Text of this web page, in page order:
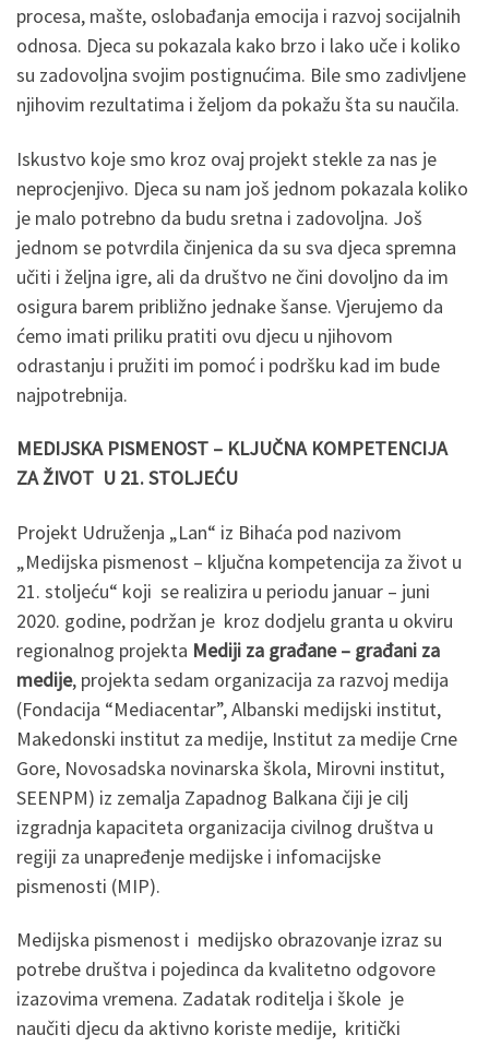
procesa, mašte, oslobađanja emocija i razvoj socijalnih
odnosa. Djeca su pokazala kako brzo i lako uče i koliko
su zadovoljna svojim postignućima. Bile smo zadivljene
njihovim rezultatima i željom da pokažu šta su naučila.
Iskustvo koje smo kroz ovaj projekt stekle za nas je
neprocjenjivo. Djeca su nam još jednom pokazala koliko
je malo potrebno da budu sretna i zadovoljna. Još
jednom se potvrdila činjenica da su sva djeca spremna
učiti i željna igre, ali da društvo ne čini dovoljno da im
osigura barem približno jednake šanse. Vjerujemo da
ćemo imati priliku pratiti ovu djecu u njihovom
odrastanju i pružiti im pomoć i podršku kad im bude
najpotrebnija.
MEDIJSKA PISMENOST – KLJUČNA KOMPETENCIJA
ZA ŽIVOT U 21. STOLJEĆU
Projekt Udruženja „Lan“ iz Bihaća pod nazivom
„Medijska pismenost – ključna kompetencija za život u
21. stoljeću“ koji se realizira u periodu januar – juni
2020. godine, podržan je kroz dodjelu granta u okviru
regionalnog projekta Mediji za građane – građani za
medije, projekta sedam organizacija za razvoj medija
(Fondacija “Mediacentar”, Albanski medijski institut,
Makedonski institut za medije, Institut za medije Crne
Gore, Novosadska novinarska škola, Mirovni institut,
SEENPM) iz zemalja Zapadnog Balkana čiji je cilj
izgradnja kapaciteta organizacija civilnog društva u
regiji za unapređenje medijske i infomacijske
pismenosti (MIP).
Medijska pismenost i medijsko obrazovanje izraz su
potrebe društva i pojedinca da kvalitetno odgovore
izazovima vremena. Zadatak roditelja i škole je
naučiti djecu da aktivno koriste medije, kritički